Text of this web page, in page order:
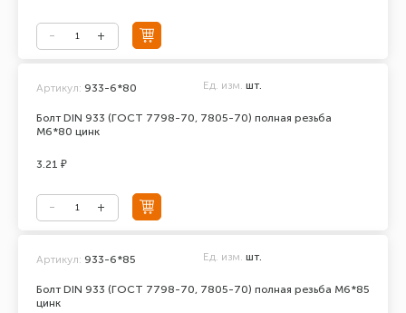
Болт DIN 933 (ГОСТ 7798-70, 7805-70) полная резьба
М6*80 цинк
Артикул: 933-6*80 Ед. изм. шт.
3.21 ₽
Болт DIN 933 (ГОСТ 7798-70, 7805-70) полная резьба М6*85
цинк
Артикул: 933-6*85 Ед. изм. шт.